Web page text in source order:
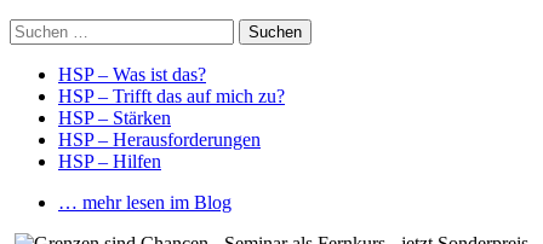
Suchen
nach:
HSP – Was ist das?
HSP – Trifft das auf mich zu?
HSP – Stärken
HSP – Herausforderungen
HSP – Hilfen
… mehr lesen im Blog